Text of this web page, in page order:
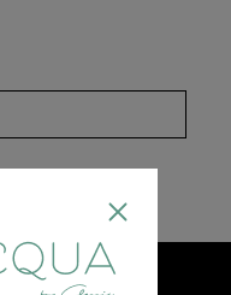
por e-mail